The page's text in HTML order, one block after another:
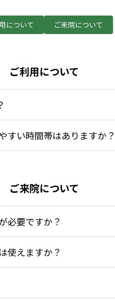
について ご来院について
ご利用について
すい時間帯はありますか？
ご来院について
必要ですか？
使えますか？